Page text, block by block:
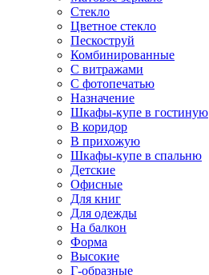
Стекло
Цветное стекло
Пескоструй
Комбинированные
С витражами
С фотопечатью
Назначение
Шкафы-купе в гостиную
В коридор
В прихожую
Шкафы-купе в спальню
Детские
Офисные
Для книг
Для одежды
На балкон
Форма
Высокие
Г-образные